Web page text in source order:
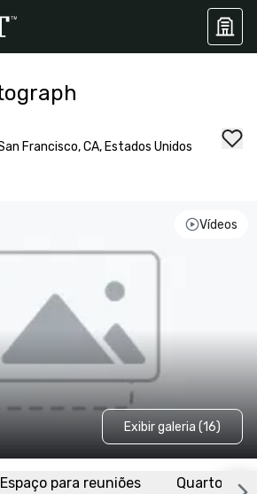
Francisco, CA, Estados Unidos
Vídeos
Exibir galeria (16)
Espaço para reuniões Quartos